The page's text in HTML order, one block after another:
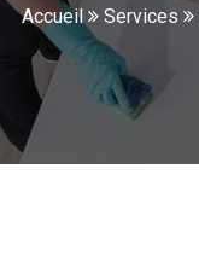
Accueil Services